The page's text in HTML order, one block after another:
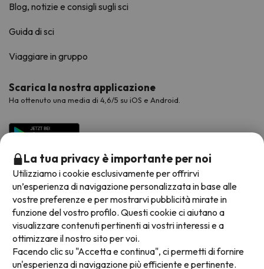
Blog, notizie e consigli sugli sci
Guida di sci
Viaggiare in gruppo
Scarica la nostra applicazione
Ha ottenuto una media di 4,6/5 su iOS e Android.
Metodi di pagamento disponibili
La tua privacy è importante per noi
Utilizziamo i cookie esclusivamente per offrirvi
un’esperienza di navigazione personalizzata in base alle
vostre preferenze e per mostrarvi pubblicità mirate in
funzione del vostro profilo. Questi cookie ci aiutano a
visualizzare contenuti pertinenti ai vostri interessi e a
ottimizzare il nostro sito per voi.
Facendo clic su "Accetta e continua", ci permetti di fornire
un'esperienza di navigazione più efficiente e pertinente.